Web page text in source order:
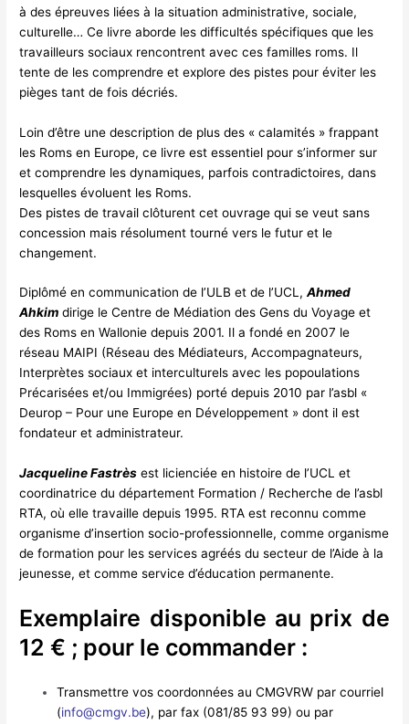
à des épreuves liées à la situation administrative, sociale,
culturelle… Ce livre aborde les difficultés spécifiques que les
travailleurs sociaux rencontrent avec ces familles roms. Il
tente de les comprendre et explore des pistes pour éviter les
pièges tant de fois décriés.
Loin d’être une description de plus des « calamités » frappant
les Roms en Europe, ce livre est essentiel pour s’informer sur
et comprendre les dynamiques, parfois contradictoires, dans
lesquelles évoluent les Roms.
Des pistes de travail clôturent cet ouvrage qui se veut sans
concession mais résolument tourné vers le futur et le
changement.
Diplômé en communication de l’ULB et de l’UCL,Ahmed
Ahkim dirige le Centre de Médiation des Gens du Voyage et
des Roms en Wallonie depuis 2001. Il a fondé en 2007 le
réseau MAIPI (Réseau des Médiateurs, Accompagnateurs,
Interprètes sociaux et interculturels avec les popoulations
Précarisées et/ou Immigrées) porté depuis 2010 par l’asbl «
Deurop – Pour une Europe en Développement » dont il est
fondateur et administrateur.
Jacqueline Fastrès est licienciée en histoire de l’UCL et
coordinatrice du département Formation / Recherche de l’asbl
RTA, où elle travaille depuis 1995. RTA est reconnu comme
organisme d’insertion socio-professionnelle, comme organisme
de formation pour les services agréés du secteur de l’Aide à la
jeunesse, et comme service d’éducation permanente.
Exemplaire disponible au prix de
12 € ; pour le commander :
Transmettre vos coordonnées au CMGVRW par courriel
(info@cmgv.be), par fax (081/85 93 99) ou par